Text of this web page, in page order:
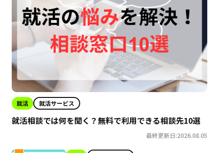
就活 就活サービス
就活相談では何を聞く？無料で利用できる相談先10選
最終更新日:2026.08.05